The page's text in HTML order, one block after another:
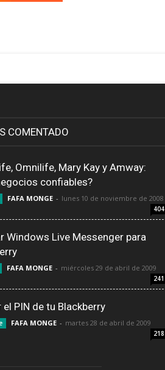
COMENTADO
Omnilife, Mary Kay y Amway:
confiables?
FAFA MONGE - lunes 10 de noviembre de 2008
404
Windows Live Messenger para
FAFA MONGE - miércoles 29 de abril de 2009
241
el PIN de tu Blackberry
FAFA MONGE - martes 28 de abril de 2009
218